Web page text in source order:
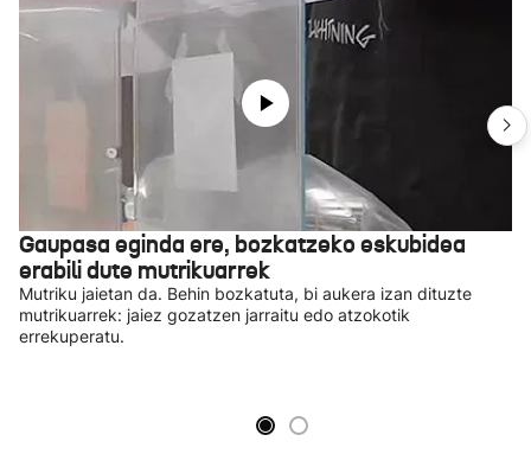
Gaupasa eginda ere, bozkatzeko eskubidea
erabili dute mutrikuarrek
Mutriku jaietan da. Behin bozkatuta, bi aukera izan dituzte
mutrikuarrek: jaiez gozatzen jarraitu edo atzokotik
errekuperatu.